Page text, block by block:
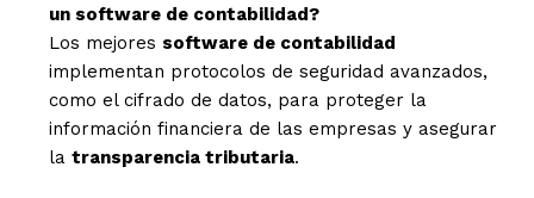
un software de contabilidad?
Los mejores software de contabilidad
implementan protocolos de seguridad avanzados,
como el cifrado de datos, para proteger la
información financiera de las empresas y asegurar
la transparencia tributaria.